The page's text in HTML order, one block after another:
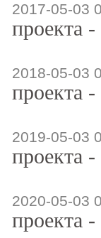
2017-05-03
проекта
2018-05-03
проекта
2019-05-03
проекта
2020-05-03
проекта